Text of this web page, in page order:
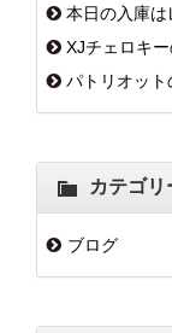
本日の入庫
XJチェロキ
パトリオッ
カテゴリ
ブログ